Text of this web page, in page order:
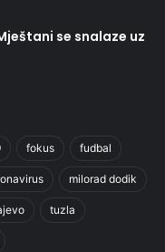
se snalaze uz
fokus fudbal
milorad dodik
tuzla